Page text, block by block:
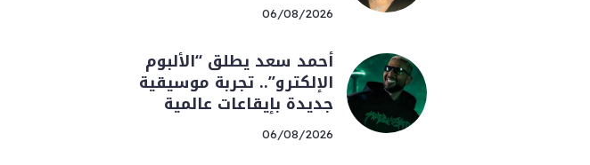
06/08/2026
أحمد سعد يطلق “الألبوم
الإلكترو”.. تجربة موسيقية
جديدة بإيقاعات عالمية
06/08/2026